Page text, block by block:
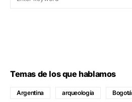
Temas de los que hablamos
Argentina arqueología Bogotá